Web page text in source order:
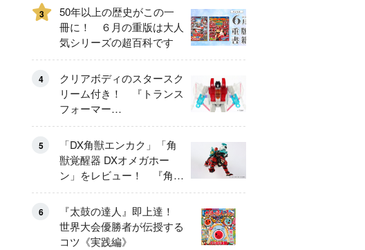
3
50年以上の歴史がこの一
冊に！ ６月の重版は大人
気シリーズの超百科です
4
クリアボディのスタースク
リーム付き！ 『トランス
フォーマー
FANBOOK2026』2026年
７月31日発売！
5
「DX角獣エンカク」「角
獣覚醒器 DXオメガホー
ン」をレビュー！ 『角醒
ハンター オメガホーン』
の玩具展開がスタート！
6
『太鼓の達人』即上達！
世界大会優勝者が伝授する
コツ《実践編》